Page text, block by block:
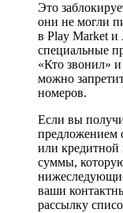
Это
они не могли
в Play Market
специальные
«Кто звонил»
можно
номеров.
Если вы
предложением
или кредитной
суммы,
нижеследующие
ваши
рассылку